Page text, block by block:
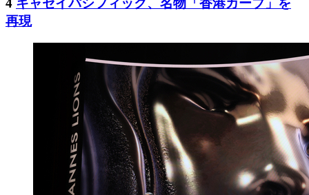
4 キャセイパシフィック、名物「香港カーブ」を
再現